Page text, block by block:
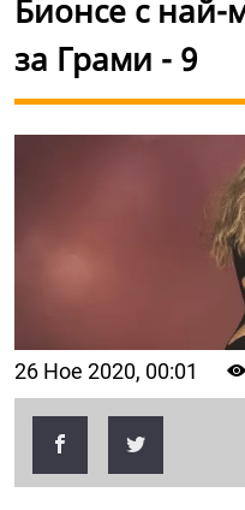
Бионсе с
за Грами - 9
26 Ное 2020, 00:01